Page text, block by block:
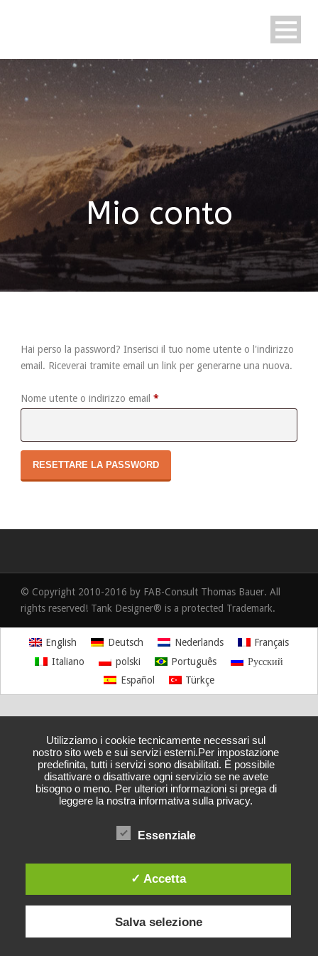
Italiano
Mio conto
Hai perso la password? Inserisci il tuo nome utente o l'indirizzo
email. Riceverai tramite email un link per generarne una nuova.
Nome utente o indirizzo email *
RESETTARE LA PASSWORD
© Copyright 2010-2016 by FAB-Consult Thomas Bauer. All
rights reserved! Tank Designer® is a protected Trademark.
English Deutsch Nederlands
Français
Italiano
polski Português
Русский
Español
Türkçe
Utilizziamo i cookie tecnicamente necessari sul
nostro sito web e sui servizi esterni.Per impostazione
predefinita, tutti i servizi sono disabilitati. È possibile
disattivare o disattivare ogni servizio se ne avete
bisogno o meno. Per ulteriori informazioni si prega di
leggere la nostra informativa sulla privacy.
Essenziale
✓ Accetta
Salva selezione